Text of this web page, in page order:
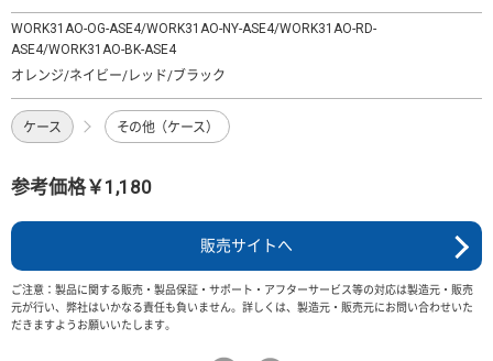
WORK31AO-OG-ASE4/WORK31AO-NY-ASE4/WORK31AO-RD-
ASE4/WORK31AO-BK-ASE4
オレンジ/ネイビー/レッド/ブラック
ケース その他（ケース）
参考価格￥1,180
販売サイトへ
ご注意：製品に関する販売・製品保証・サポート・アフターサービス等の対応は製造元・販売
元が行い、弊社はいかなる責任も負いません。詳しくは、製造元・販売元にお問い合わせいた
だきますようお願いいたします。